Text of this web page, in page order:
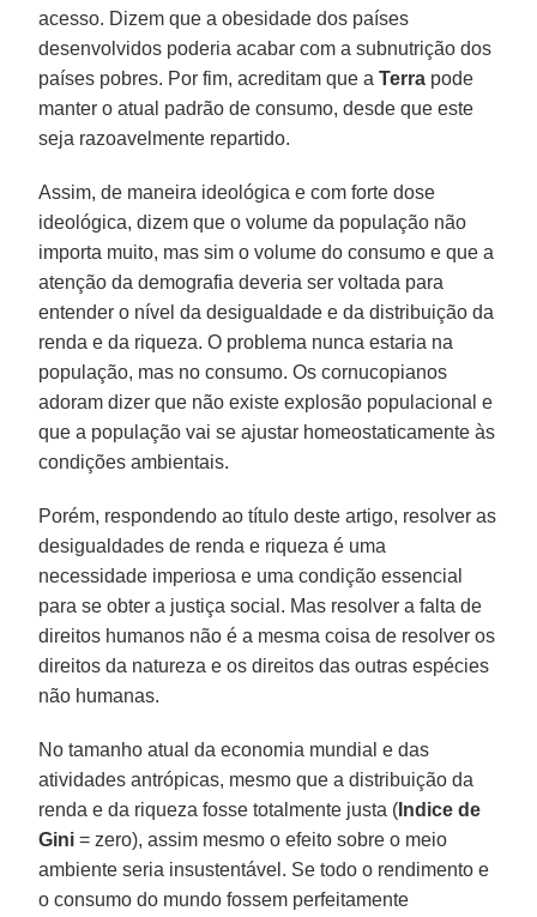
acesso. Dizem que a obesidade dos países
desenvolvidos poderia acabar com a subnutrição dos
países pobres. Por fim, acreditam que aTerra pode
manter o atual padrão de consumo, desde que este
seja razoavelmente repartido.
Assim, de maneira ideológica e com forte dose
ideológica, dizem que o volume da população não
importa muito, mas sim o volume do consumo e que a
atenção da demografia deveria ser voltada para
entender o nível da desigualdade e da distribuição da
renda e da riqueza. O problema nunca estaria na
população, mas no consumo. Os cornucopianos
adoram dizer que não existe explosão populacional e
que a população vai se ajustar homeostaticamente às
condições ambientais.
Porém, respondendo ao título deste artigo, resolver as
desigualdades de renda e riqueza é uma
necessidade imperiosa e uma condição essencial
para se obter a justiça social. Mas resolver a falta de
direitos humanos não é a mesma coisa de resolver os
direitos da natureza e os direitos das outras espécies
não humanas.
No tamanho atual da economia mundial e das
atividades antrópicas, mesmo que a distribuição da
renda e da riqueza fosse totalmente justa ( Indice de
Gini= zero), assim mesmo o efeito sobre o meio
ambiente seria insustentável. Se todo o rendimento e
o consumo do mundo fossem perfeitamente